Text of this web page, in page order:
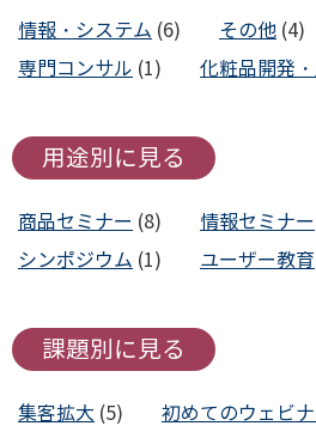
情報・システム (6) その他(4)
専門コンサル (1) 化粧品開発
用途別に見る
商品セミナー (8) 情報セミナー
シンポジウム (1) ユーザー教育
課題別に見る
集客拡大 (5) 初めてのウェビ